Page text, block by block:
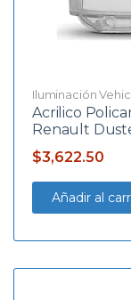
Iluminación
Acrilico
Renault
$3,622.50
Añadir al